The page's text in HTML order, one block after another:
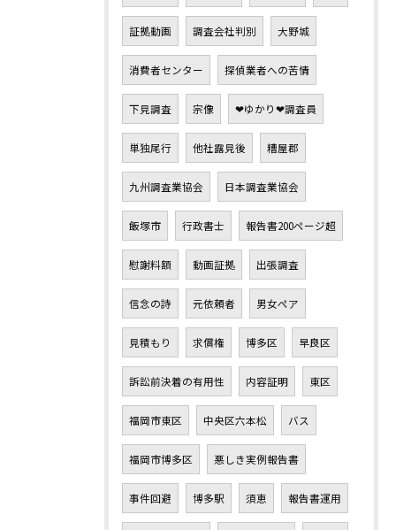
証拠動画 調査会社判別 大野城
消費者センター 探偵業者への苦情
下見調査 宗像 ❤ゆかり❤調査員
単独尾行 他社露見後 糟屋郡
九州調査業協会 日本調査業協会
飯塚市 行政書士 報告書200ページ超
慰謝料額 動画証拠 出張調査
信念の詩 元依頼者 男女ペア
見積もり 求償権 博多区 早良区
訴訟前決着の有用性 内容証明 東区
福岡市東区 中央区六本松 バス
福岡市博多区 悪しき実例報告書
事件回避 博多駅 須恵 報告書運用